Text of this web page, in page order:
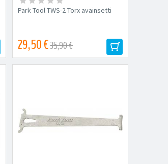
Park Tool TWS-2 Torx avainsetti
29,50 €35,90 €